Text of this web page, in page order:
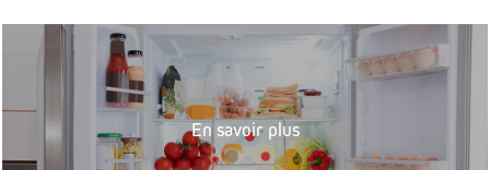
En savoir plus